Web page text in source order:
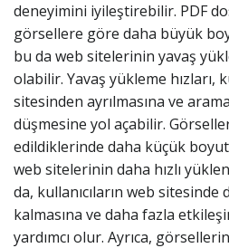
deneyimini iyileştirebilir. PDF
görsellere göre daha büyük
bu da web sitelerinin yavaş
olabilir. Yavaş yükleme hızları,
sitesinden ayrılmasına ve
düşmesine yol açabilir.
edildiklerinde daha küçük
web sitelerinin daha hızlı
da, kullanıcıların web
kalmasına ve daha fazla
yardımcı olur. Ayrıca,